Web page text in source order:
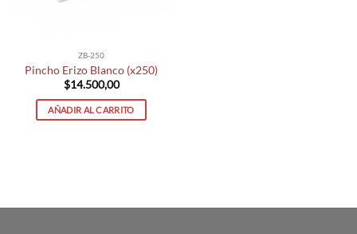
ZB-250
Pincho Erizo Blanco (x250)
$14.500,00
AÑADIR AL CARRITO